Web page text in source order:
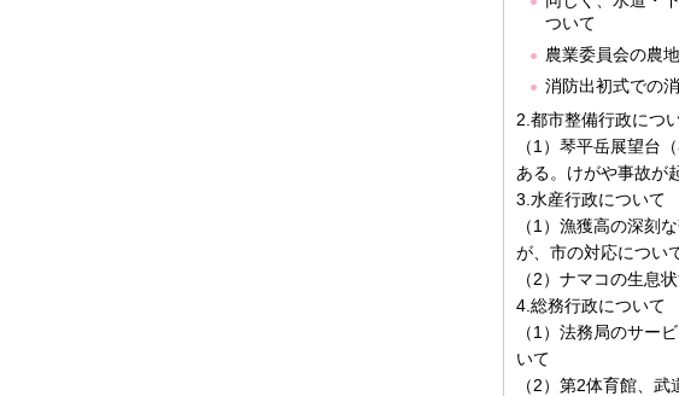
ついて
農業委員会の農
消防出初式での
2.都市整備行政につ
（1）琴平岳展望台
ある。けがや事故が
3.水産行政について
（1）漁獲高の深刻
が、市の対応につい
（2）ナマコの生息
4.総務行政について
（1）法務局のサー
いて
（2）第2体育館、